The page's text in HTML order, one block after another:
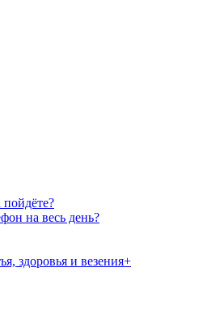
пойдёте?
на весь день?
здоровья и везения+